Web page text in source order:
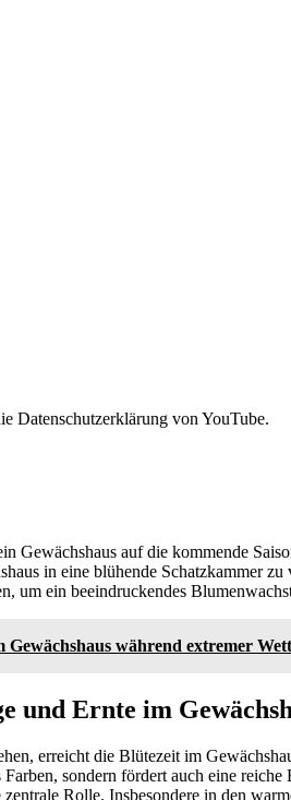
Datenschutzerklärung von YouTube.
Gewächshaus auf die kommende
in eine blühende Schatzkammer
um ein beeindruckendes
Gewächshaus während extremer
und Ernte im
erreicht die Blütezeit im
sondern fördert auch eine
Rolle. Insbesondere in den